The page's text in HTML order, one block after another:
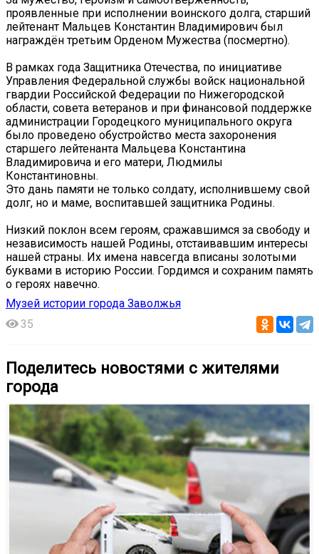
проявленные при исполнении воинского долга, старший
лейтенант Мальцев Константин Владимирович был
награждён третьим Орденом Мужества (посмертно).
В рамках года Защитника Отечества, по инициативе
Управления Федеральной службы войск национальной
гвардии Российской Федерации по Нижегородской
области, совета ветеранов и при финансовой поддержке
администрации Городецкого муниципального округа
было проведено обустройство места захоронения
старшего лейтенанта Мальцева Константина
Владимировича и его матери, Людмилы
Константиновны.
Это дань памяти не только солдату, исполнившему свой
долг, но и маме, воспитавшей защитника Родины.
Низкий поклон всем героям, сражавшимся за свободу и
независимость нашей Родины, отстаивавшим интересы
нашей страны. Их имена навсегда вписаны золотыми
буквами в историю России. Гордимся и сохраним память
о героях навечно.
Музей истории города Заволжья
35
Поделитесь новостями с жителями
города